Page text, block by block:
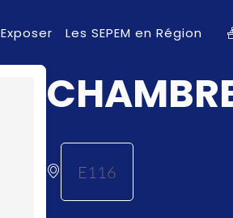
Exposer Les SEPEM en Région
E116